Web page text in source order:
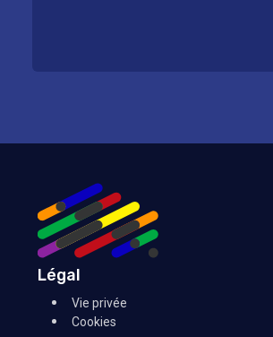
Légal
Vie privée
Cookies